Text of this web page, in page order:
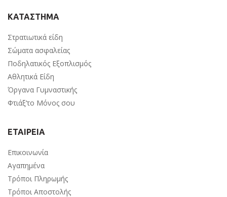
ΚΑΤΑΣΤΗΜΑ
Στρατιωτικά είδη
Σώματα ασφαλείας
Ποδηλατικός Εξοπλισμός
Αθλητικά Είδη
Όργανα Γυμναστικής
Φτιάξ’το Μόνος σου
ΕΤΑΙΡΕΙΑ
Επικοινωνία
Αγαπημένα
Τρόποι Πληρωμής
Τρόποι Αποστολής